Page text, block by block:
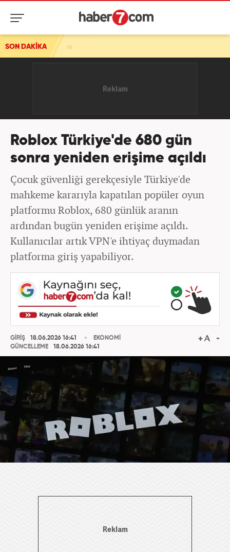
SON DAKİKA
Roblox Türkiye'de 680 gün
sonra yeniden erişime açıldı
Çocuk güvenliği gerekçesiyle Türkiye'de
mahkeme kararıyla kapatılan popüler oyun
platformu Roblox, 680 günlük aranın
ardından bugün yeniden erişime açıldı.
Kullanıcılar artık VPN'e ihtiyaç duymadan
platforma giriş yapabiliyor.
GİRİŞ
18.06.2026 16:41
GÜNCELLEME
18.06.2026 16:41
EKONOMİ